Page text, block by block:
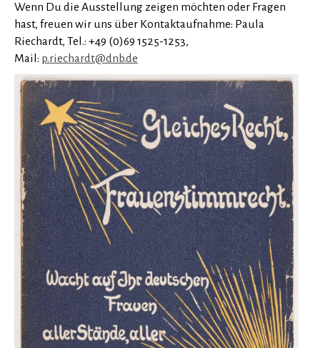
Wenn Du die Ausstellung zeigen möchten oder Fragen
hast, freuen wir uns über Kontaktaufnahme: Paula
Riechardt, Tel.: +49 (0)69 1525-1253,
Mail: p.riechardt@dnb.de